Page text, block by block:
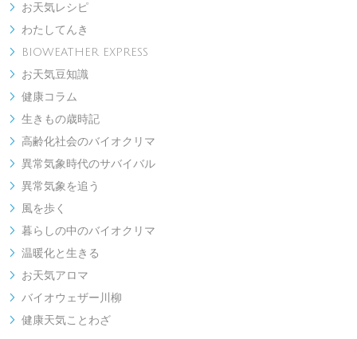
 お天気レシピ
 わたしてんき
 BIOWEATHER EXPRESS
 お天気豆知識
 健康コラム
 生きもの歳時記
 高齢化社会のバイオクリマ
 異常気象時代のサバイバル
 異常気象を追う
 風を歩く
 暮らしの中のバイオクリマ
 温暖化と生きる
 お天気アロマ
 バイオウェザー川柳
 健康天気ことわざ